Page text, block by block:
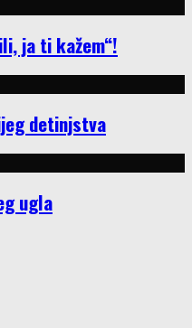
ja ti kažem“!
detinjstva
ugla